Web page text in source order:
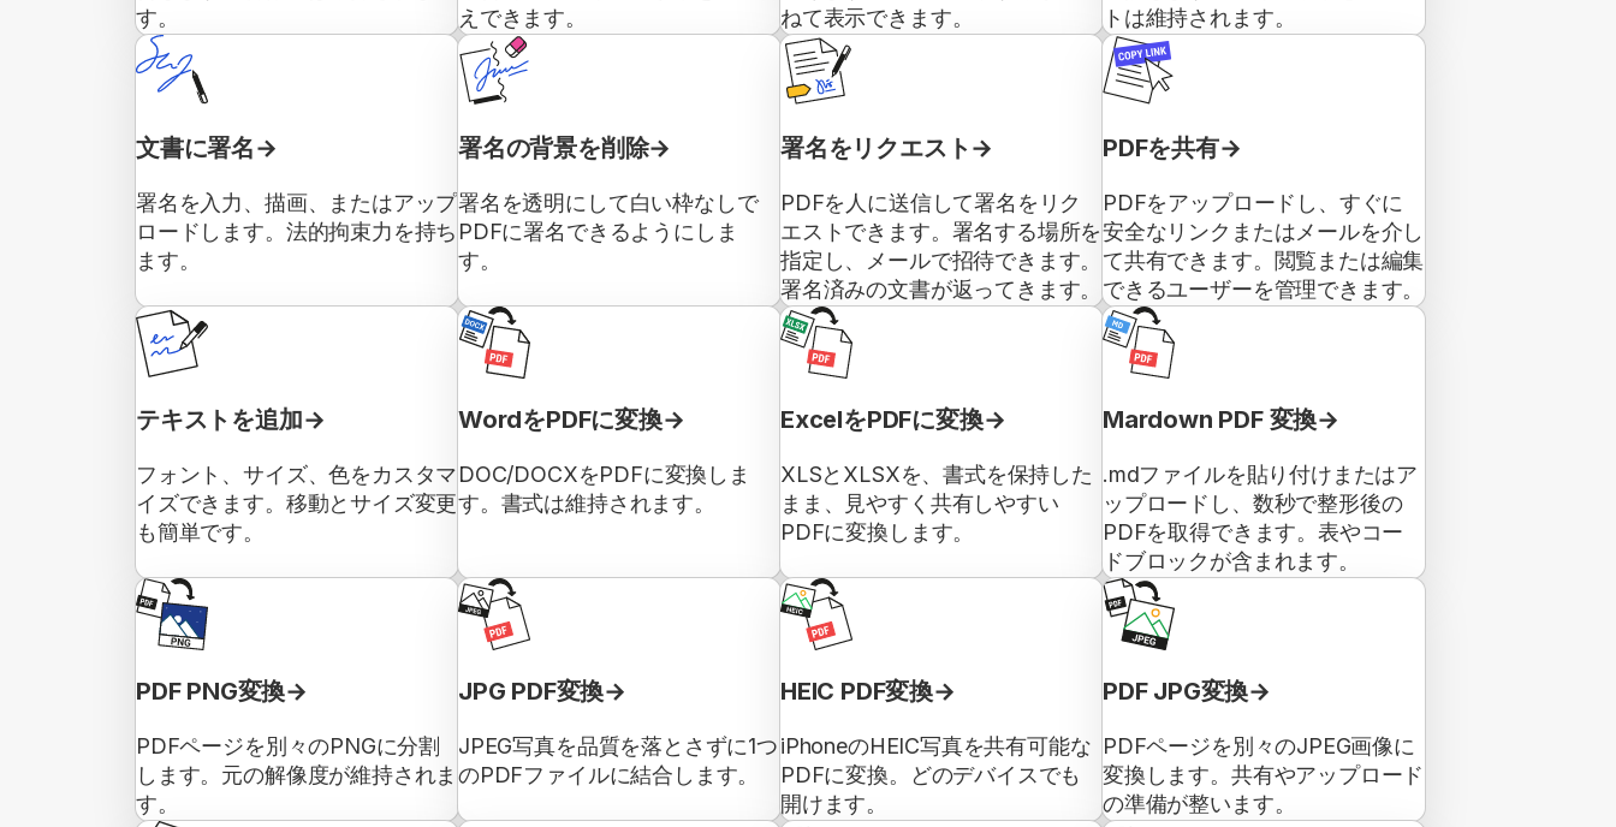
す。
えできます。
ねて表示できます。
トは維持されます。
文書に署名
署名を入力、描画、またはアップ
ロードします。法的拘束力を持ち
ます。
署名の背景を削除
署名を透明にして白い枠なしで
PDFに署名できるようにしま
す。
署名をリクエスト
PDFを人に送信して署名をリク
エストできます。署名する場所を
指定し、メールで招待できます。
署名済みの文書が返ってきます。
PDFを共有
PDFをアップロードし、すぐに
安全なリンクまたはメールを介し
て共有できます。閲覧または編集
できるユーザーを管理できます。
テキストを追加
フォント、サイズ、色をカスタマ
イズできます。移動とサイズ変更
も簡単です。
WordをPDFに変換
DOC/DOCXをPDFに変換しま
す。書式は維持されます。
ExcelをPDFに変換
XLSとXLSXを、書式を保持した
まま、見やすく共有しやすい
PDFに変換します。
Mardown PDF 変換
.mdファイルを貼り付けまたはア
ップロードし、数秒で整形後の
PDFを取得できます。表やコー
ドブロックが含まれます。
PDF PNG変換
PDFページを別々のPNGに分割
します。元の解像度が維持されま
す。
JPG PDF変換
JPEG写真を品質を落とさずに1つ
のPDFファイルに結合します。
HEIC PDF変換
iPhoneのHEIC写真を共有可能な
PDFに変換。どのデバイスでも
開けます。
PDF JPG変換
PDFページを別々のJPEG画像に
変換します。共有やアップロード
の準備が整います。